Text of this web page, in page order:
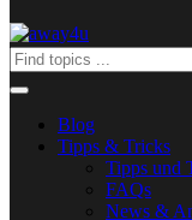
Blog
Tipps & Tricks
Tipps und
FAQs
News &